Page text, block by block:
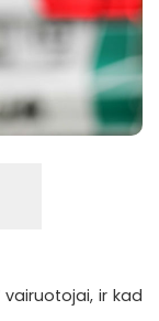
vairuotojai, ir kad